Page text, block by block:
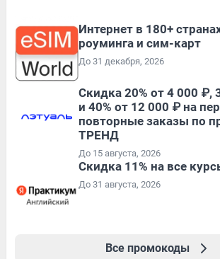
Интернет в 180+
роуминга и сим-карт
До 31 декабря, 2026
Скидка 20% от 4 000 ₽,
и 40% от 12 000 ₽ на
повторные заказы по
ТРЕНД
До 15 августа, 2026
Скидка 11% на все
До 31 августа, 2026
Все промокоды